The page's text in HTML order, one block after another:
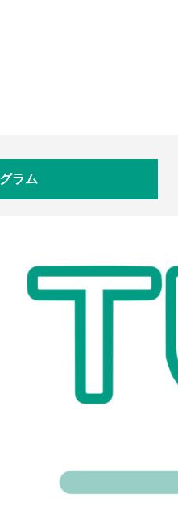
ラム